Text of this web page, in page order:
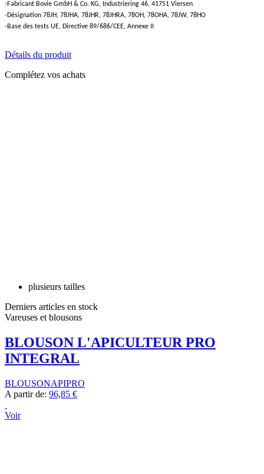
-Fabricant Bovie GmbH & Co. KG, Industriering 46, 41751 Viersen
-Désignation 78JH, 78JHA, 78JHR, 78JHRA, 78OH, 78OHA, 78JW, 78HO
-Base des tests UE, Directive 89/686/CEE, Annexe II
Détails du produit
Complétez vos achats
plusieurs tailles
Derniers articles en stock
Vareuses et blousons
BLOUSON L'APICULTEUR PRO
INTEGRAL
BLOUSONAPIPRO
A partir de: 96,85 €
Voir